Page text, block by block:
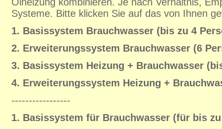
Systeme. Bitte klicken Sie auf das von Ihnen
1. Basissystem Brauchwasser (bis zu 4
2. Erweiterungssystem Brauchwasser (6
3. Basissystem Heizung + Brauchwasser
4. Erweiterungssystem Heizung +
-----------------
1. Basissystem für Brauchwasser (für bis